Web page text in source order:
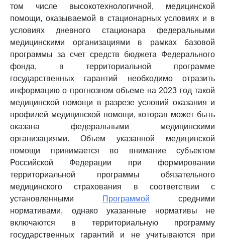
том числе высокотехнологичной, медицинской
помощи, оказываемой в стационарных условиях и в
условиях дневного стационара федеральными
медицинскими организациями в рамках базовой
программы за счет средств бюджета Федерального
фонда, в территориальной программе
государственных гарантий необходимо отразить
информацию о прогнозном объеме на 2023 год такой
медицинской помощи в разрезе условий оказания и
профилей медицинской помощи, которая может быть
оказана федеральными медицинскими
организациями. Объем указанной медицинской
помощи принимается во внимание субъектом
Российской Федерации при формировании
территориальной программы обязательного
медицинского страхования в соответствии с
установленными
Программой средними
нормативами, однако указанные нормативы не
включаются в территориальную программу
государственных гарантий и не учитываются при